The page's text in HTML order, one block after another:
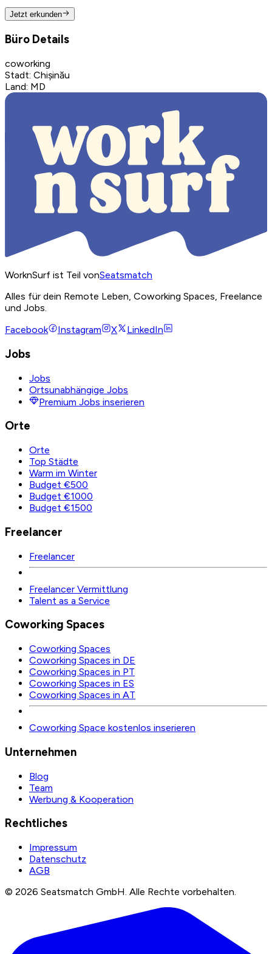
Jetzt erkunden
Büro Details
coworking
Stadt: Chișinău
Land: MD
WorknSurf ist Teil vonSeatsmatch
Alles für dein Remote Leben, Coworking Spaces, Freelance
und Jobs.
Facebook
Instagram X LinkedIn
Jobs
Jobs
Ortsunabhängige Jobs
Premium Jobs inserieren
Orte
Orte
Top Städte
Warm im Winter
Budget €500
Budget €1000
Budget €1500
Freelancer
Freelancer
Freelancer Vermittlung
Talent as a Service
Coworking Spaces
Coworking Spaces
Coworking Spaces in DE
Coworking Spaces in PT
Coworking Spaces in ES
Coworking Spaces in AT
Coworking Space kostenlos inserieren
Unternehmen
Blog
Team
Werbung & Kooperation
Rechtliches
Impressum
Datenschutz
AGB
© 2026 Seatsmatch GmbH. Alle Rechte vorbehalten.